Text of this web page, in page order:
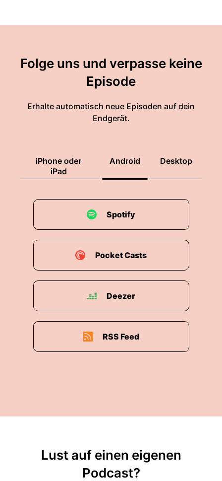
Folge uns und verpasse keine
Episode
Erhalte automatisch neue Episoden auf dein
Endgerät.
iPhone oder
iPad
Android Desktop
Spotify
Pocket Casts
Deezer
RSS Feed
Lust auf einen eigenen
Podcast?